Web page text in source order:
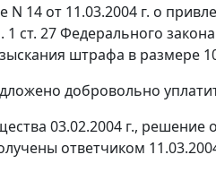
14 от 11.03.2004 г. о
1 ст. 27Федерального
штрафа в размере
добровольно
03.02.2004 г., решение
ответчиком